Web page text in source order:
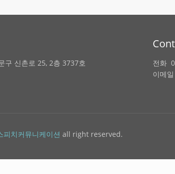
구 신촌로 25, 2층 3737호
전화
이메
피치커뮤니케이션 all right reserved.